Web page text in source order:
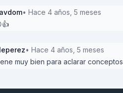
• Hace 4 años, 5 meses
• Hace 4 años, 5 meses
muy bien para aclarar